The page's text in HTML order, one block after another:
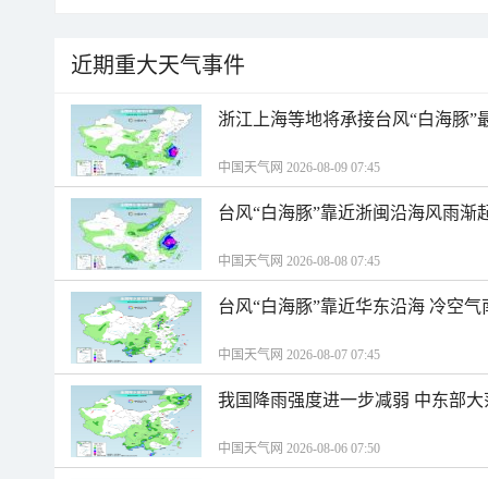
近期重大天气事件
浙江上海等地将承接台风“白海豚”
中国天气网 2026-08-09 07:45
台风“白海豚”靠近浙闽沿海风雨渐
中国天气网 2026-08-08 07:45
台风“白海豚”靠近华东沿海 冷空
中国天气网 2026-08-07 07:45
我国降雨强度进一步减弱 中东部
中国天气网 2026-08-06 07:50